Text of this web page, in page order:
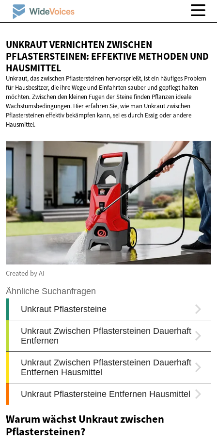
UNKRAUT VERNICHTEN ZWISCHEN
PFLASTERSTEINEN: EFFEKTIVE METHODEN UND
HAUSMITTEL
Unkraut, das zwischen Pflastersteinen hervorsprießt, ist ein häufiges Problem
für Hausbesitzer, die ihre Wege und Einfahrten sauber und gepflegt halten
möchten. Zwischen den kleinen Fugen der Steine finden Pflanzen ideale
Wachstumsbedingungen. Hier erfahren Sie, wie man Unkraut zwischen
Pflastersteinen effektiv bekämpfen kann, sei es durch Essig oder andere
Hausmittel.
Created by AI
Warum wächst Unkraut zwischen
Pflastersteinen?